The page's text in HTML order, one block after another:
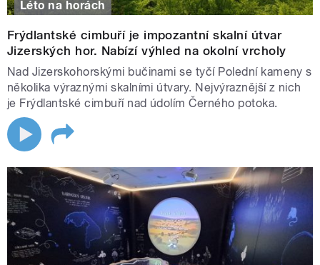
Léto na horách
Frýdlantské cimbuří je impozantní skalní útvar
Jizerských hor. Nabízí výhled na okolní vrcholy
Nad Jizerskohorskými bučinami se tyčí Polední kameny s
několika výraznými skalními útvary. Nejvýraznější z nich
je Frýdlantské cimbuří nad údolím Černého potoka.